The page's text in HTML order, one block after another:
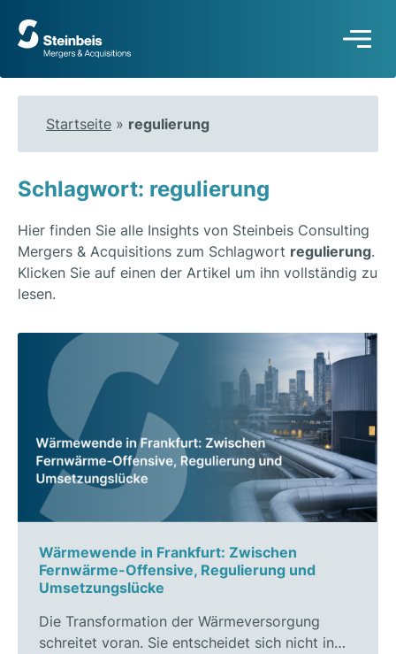
Zur
Startseite
Startseite » regulierung
Schlagwort: regulierung
Hier finden Sie alle Insights von Steinbeis Consulting
Mergers & Acquisitions zum Schlagwort regulierung.
Klicken Sie auf einen der Artikel um ihn vollständig zu
lesen.
Wärmewende in Frankfurt: Zwischen
Fernwärme-Offensive, Regulierung und
Umsetzungslücke
Die Transformation der Wärmeversorgung
schreitet voran. Sie entscheidet sich nicht in…